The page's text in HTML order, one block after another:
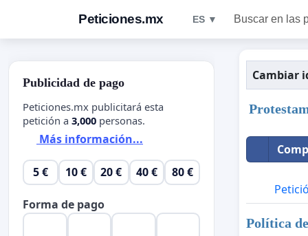
Peticiones.mx ES ▼ Buscar en las
Cambiar
Política
Publicidad de pago
Peticiones.mx publicitará esta
petición a 3,000 personas.
Más información...
5 € 10 € 20 € 40 € 80 €
Forma de pago